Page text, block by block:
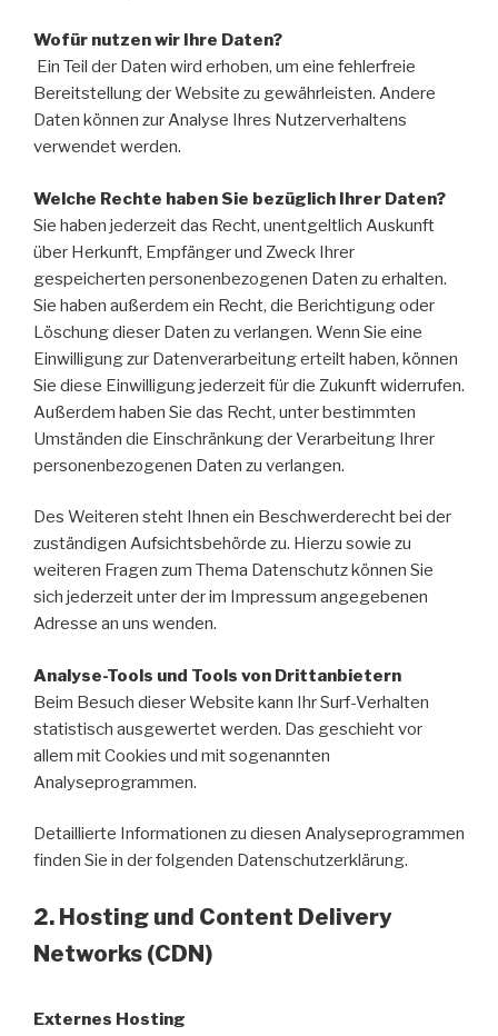
Wofür nutzen wir Ihre Daten?
Ein Teil der Daten wird erhoben, um eine fehlerfreie
Bereitstellung der Website zu gewährleisten. Andere
Daten können zur Analyse Ihres Nutzerverhaltens
verwendet werden.
Welche Rechte haben Sie bezüglich Ihrer Daten?
Sie haben jederzeit das Recht, unentgeltlich Auskunft
über Herkunft, Empfänger und Zweck Ihrer
gespeicherten personenbezogenen Daten zu erhalten.
Sie haben außerdem ein Recht, die Berichtigung oder
Löschung dieser Daten zu verlangen. Wenn Sie eine
Einwilligung zur Datenverarbeitung erteilt haben, können
Sie diese Einwilligung jederzeit für die Zukunft widerrufen.
Außerdem haben Sie das Recht, unter bestimmten
Umständen die Einschränkung der Verarbeitung Ihrer
personenbezogenen Daten zu verlangen.
Des Weiteren steht Ihnen ein Beschwerderecht bei der
zuständigen Aufsichtsbehörde zu. Hierzu sowie zu
weiteren Fragen zum Thema Datenschutz können Sie
sich jederzeit unter der im Impressum angegebenen
Adresse an uns wenden.
Analyse-Tools und Tools von Drittanbietern
Beim Besuch dieser Website kann Ihr Surf-Verhalten
statistisch ausgewertet werden. Das geschieht vor
allem mit Cookies und mit sogenannten
Analyseprogrammen.
Detaillierte Informationen zu diesen Analyseprogrammen
finden Sie in der folgenden Datenschutzerklärung.
2. Hosting und Content Delivery
Networks (CDN)
Externes Hosting